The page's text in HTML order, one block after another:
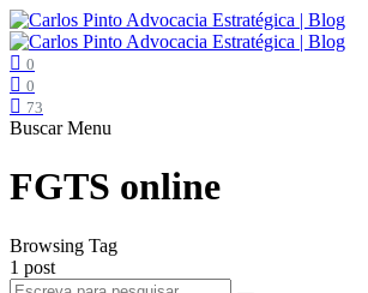
0
0
73
Buscar Menu
FGTS online
Browsing Tag
1 post